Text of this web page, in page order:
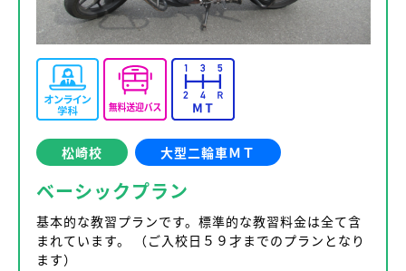
松崎校 大型二輪車ＭＴ
ベーシックプラン
基本的な教習プランです。標準的な教習料金は全て含
まれています。 （ご入校日５９才までのプランとなり
ます）